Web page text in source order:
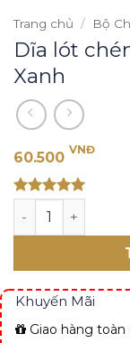
Trang chủ / Bộ
Dĩa lót
Xanh
60.500 VNĐ
out of 5
Dĩa lót chén
Khuyến Mãi
Giao hàng toàn